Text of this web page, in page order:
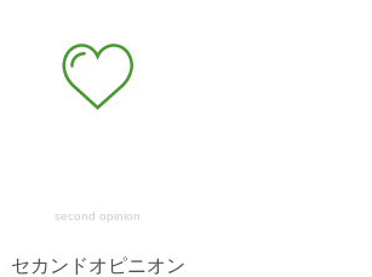
second opinion
セカンドオピニオン